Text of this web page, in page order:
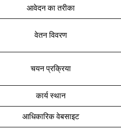
आवेदन का तरीका
वेतन विवरण
चयन प्रक्रिया
कार्य स्थान
आधिकारिक वेबसाइट